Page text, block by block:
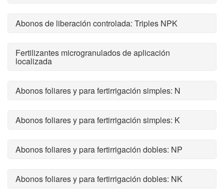
Abonos de liberación controlada: Triples NPK
Fertilizantes microgranulados de aplicación
localizada
Abonos foliares y para fertirrigación simples: N
Abonos foliares y para fertirrigación simples: K
Abonos foliares y para fertirrigación dobles: NP
Abonos foliares y para fertirrigación dobles: NK